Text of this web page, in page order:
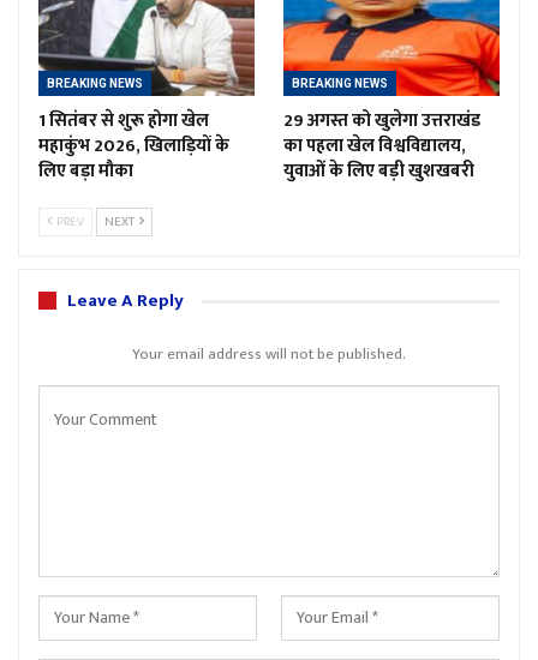
BREAKING NEWS
1 सितंबर से शुरू होगा खेल
महाकुंभ 2026, खिलाड़ियों के
लिए बड़ा मौका
BREAKING NEWS
29 अगस्त को खुलेगा उत्तराखंड
का पहला खेल विश्वविद्यालय,
युवाओं के लिए बड़ी खुशखबरी
PREV NEXT
Leave A Reply
Your email address will not be published.